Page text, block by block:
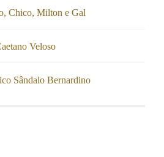
Chico, Milton e Gal
Veloso
Sândalo Bernardino